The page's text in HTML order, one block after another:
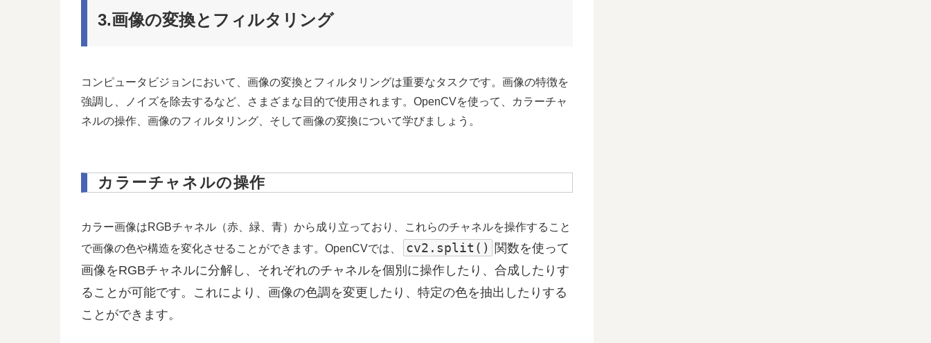
3.画像の変換とフィルタリング
コンピュータビジョンにおいて、画像の変換とフィルタリングは重要なタスクです。画像の特徴を
強調し、ノイズを除去するなど、さまざまな目的で使用されます。OpenCVを使って、カラーチャ
ネルの操作、画像のフィルタリング、そして画像の変換について学びましょう。
カラーチャネルの操作
カラー画像はRGBチャネル（赤、緑、青）から成り立っており、これらのチャネルを操作すること
で画像の色や構造を変化させることができます。OpenCVでは、
cv2.split()
関数を使って
画像をRGBチャネルに分解し、それぞれのチャネルを個別に操作したり、合成したりす
ることが可能です。これにより、画像の色調を変更したり、特定の色を抽出したりする
ことができます。